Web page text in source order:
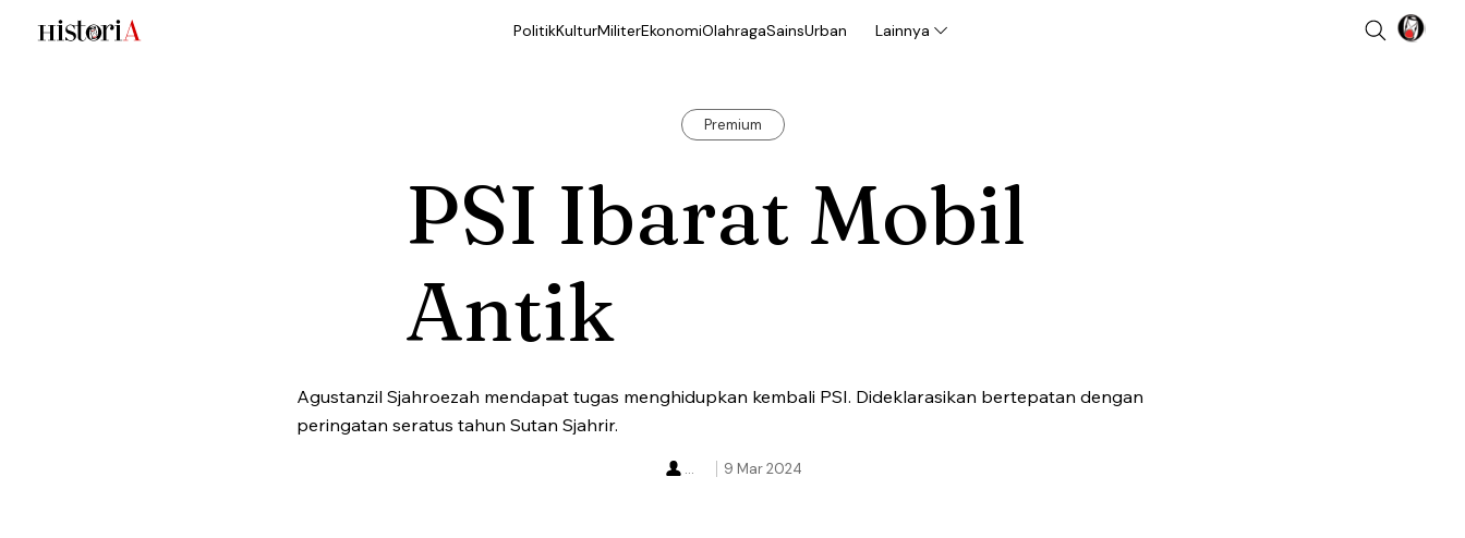
PolitikKulturMiliterEkonomiOlahragaSainsUrban Lainnya
Premium
PSI Ibarat Mobil
Antik
Agustanzil Sjahroezah mendapat tugas menghidupkan kembali PSI. Dideklarasikan bertepatan dengan
peringatan seratus tahun Sutan Sjahrir.
9 Mar 2024
...